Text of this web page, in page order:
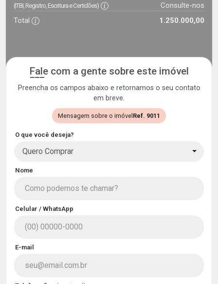
(ITBI, Registro, Escritura e Certidões)
Consulte-nos
Total
1.250.000,00
Fale com a gente sobre este imóvel
Preencha os campos abaixo e retornamos o seu contato
em breve.
Mensagem sobre o imóvel Ref. 9011
O que você deseja?
Quero Comprar
Nome
Celular / WhatsApp
E-mail